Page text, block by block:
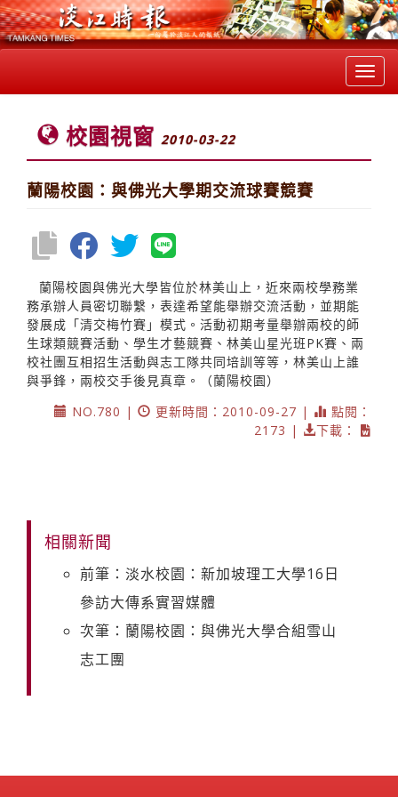
校園視窗 2010-03-22
蘭陽校園：與佛光大學期交流球賽競賽
蘭陽校園與佛光大學皆位於林美山上，近來兩校學務業
務承辦人員密切聯繫，表達希望能舉辦交流活動，並期能
發展成「清交梅竹賽」模式。活動初期考量舉辦兩校的師
生球類競賽活動、學生才藝競賽、林美山星光班PK賽、兩
校社團互相招生活動與志工隊共同培訓等等，林美山上誰
與爭鋒，兩校交手後見真章。（蘭陽校園）
NO.780 |
更新時間：2010-09-27 |
點閱：
2173 |
下載：
相關新聞
前筆：淡水校園：新加坡理工大學16日
參訪大傳系實習媒體
次筆：蘭陽校園：與佛光大學合組雪山
志工團